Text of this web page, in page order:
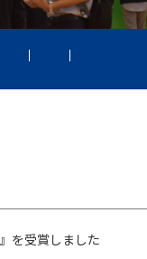
を受賞しました